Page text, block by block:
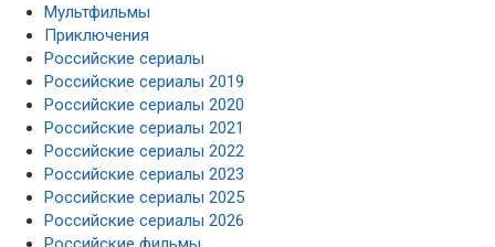
Мультфильмы
Приключения
Российские сериалы
Российские сериалы 2019
Российские сериалы 2020
Российские сериалы 2021
Российские сериалы 2022
Российские сериалы 2023
Российские сериалы 2025
Российские сериалы 2026